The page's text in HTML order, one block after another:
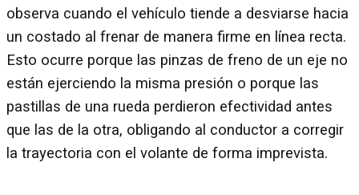
observa cuando el vehículo tiende a desviarse hacia
un costado al frenar de manera firme en línea recta.
Esto ocurre porque las pinzas de freno de un eje no
están ejerciendo la misma presión o porque las
pastillas de una rueda perdieron efectividad antes
que las de la otra, obligando al conductor a corregir
la trayectoria con el volante de forma imprevista.